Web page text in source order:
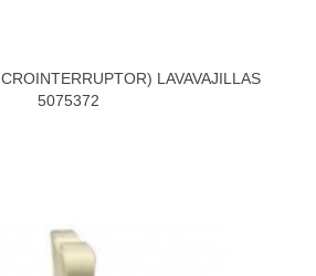
LAVAVAJILLAS
5075372